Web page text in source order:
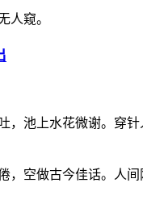
人窥。
，池上水花微谢。穿针
，空做古今佳话。人